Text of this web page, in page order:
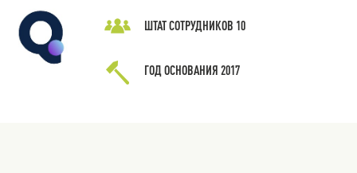
ШТАТ СОТРУДНИКОВ 10
ГОД ОСНОВАНИЯ 2017